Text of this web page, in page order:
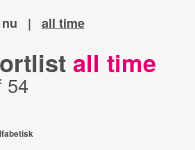
| all time
all time
54